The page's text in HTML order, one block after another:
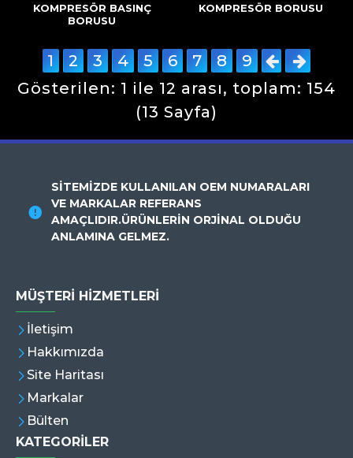
KOMPRESÖR BASINÇ
BORUSU
KOMPRESÖR BORUSU
1 2 3 4 5 6 7 8
9
Gösterilen: 1 ile 12 arası, toplam: 154
(13 Sayfa)
SİTEMİZDE KULLANILAN OEM NUMARALARI
VE MARKALAR REFERANS
AMAÇLIDIR.ÜRÜNLERİN ORJİNAL OLDUĞU
ANLAMINA GELMEZ.
MÜŞTERI HIZMETLERI
İletişim
Hakkımızda
Site Haritası
Markalar
Bülten
KATEGORİLER